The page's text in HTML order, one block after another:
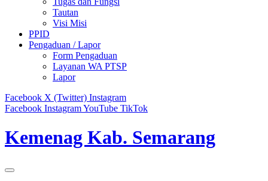
Tautan
Visi Misi
PPID
Pengaduan / Lapor
Form Pengaduan
Layanan WA PTSP
Lapor
Facebook X (Twitter) Instagram
Facebook InstagramYouTube TikTok
Kemenag Kab. Semarang